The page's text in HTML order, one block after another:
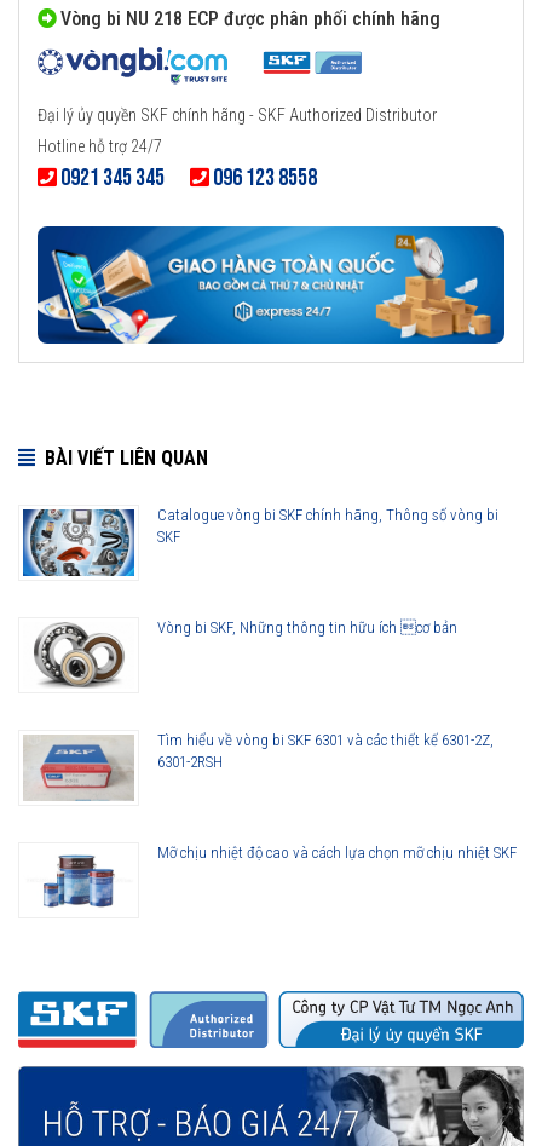
Vòng bi NU 218 ECP được phân phối chính hãng
Đại lý ủy quyền SKF chính hãng - SKF Authorized Distributor
Hotline hỗ trợ 24/7
0921 345 345 096 123 8558
BÀI VIẾT LIÊN QUAN
Catalogue vòng bi SKF chính hãng, Thông số vòng bi
SKF
Vòng bi SKF, Những thông tin hữu ích cơ bản
Tìm hiểu về vòng bi SKF 6301 và các thiết kế 6301-2Z,
6301-2RSH
Mỡ chịu nhiệt độ cao và cách lựa chọn mỡ chịu nhiệt SKF